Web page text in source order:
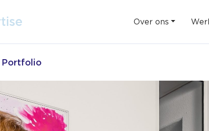
Over ons
Portfolio